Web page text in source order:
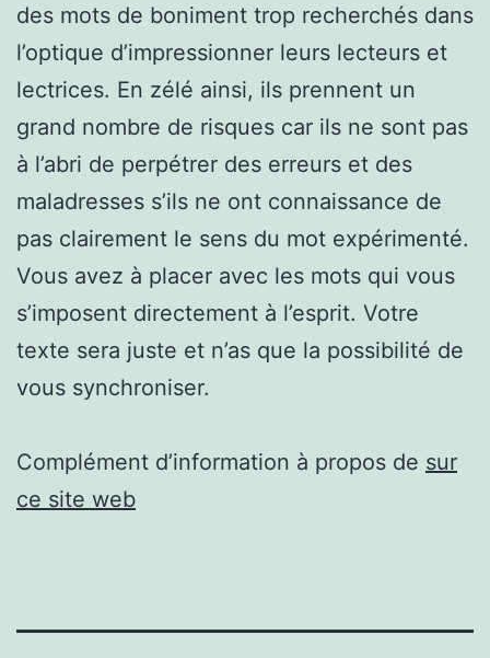
des mots de boniment trop recherchés dans
l’optique d’impressionner leurs lecteurs et
lectrices. En zélé ainsi, ils prennent un
grand nombre de risques car ils ne sont pas
à l’abri de perpétrer des erreurs et des
maladresses s’ils ne ont connaissance de
pas clairement le sens du mot expérimenté.
Vous avez à placer avec les mots qui vous
s’imposent directement à l’esprit. Votre
texte sera juste et n’as que la possibilité de
vous synchroniser.
Complément d’information à propos de sur
ce site web